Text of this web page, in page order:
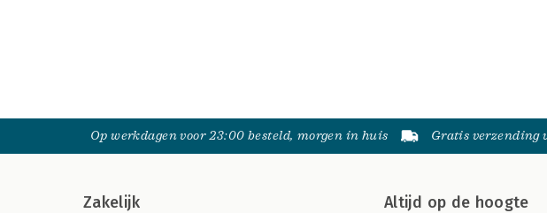
Op werkdagen voor 23:00 besteld, morgen in huis Gratis verzending
Zakelijk Altijd op de hoogte